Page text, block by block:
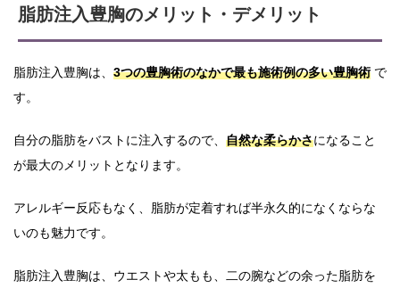
脂肪注入豊胸のメリット・デメリット
脂肪注入豊胸は、 3つの豊胸術のなかで最も施術例の多い豊胸術 で
す。
自分の脂肪をバストに注入するので、 自然な柔らかさになること
が最大のメリットとなります。
アレルギー反応もなく、脂肪が定着すれば半永久的になくならな
いのも魅力です。
脂肪注入豊胸は、ウエストや太もも、二の腕などの余った脂肪を